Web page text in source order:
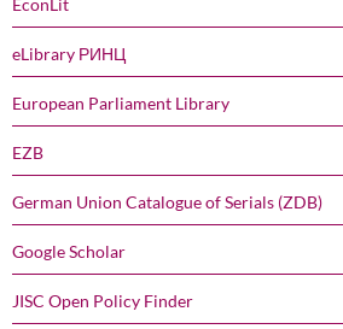
eLibrary РИНЦ
European Parliament Library
EZB
German Union Catalogue of Serials (ZDB)
Google Scholar
JISC Open Policy Finder